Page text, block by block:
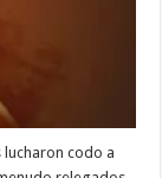
lucharon codo a